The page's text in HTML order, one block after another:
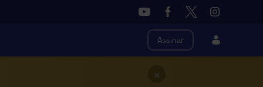
Assinar
×